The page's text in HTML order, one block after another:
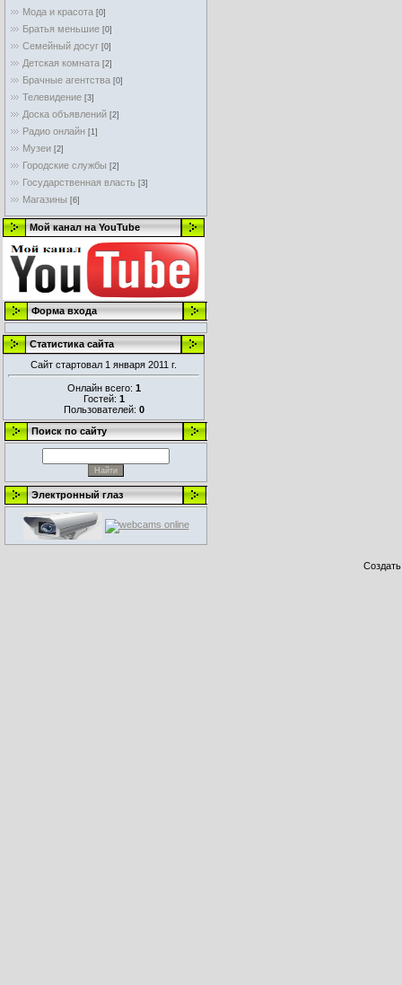
Мода и красота [0]
Братья меньшие [0]
Семейный досуг [0]
Детская комната [2]
Брачные агентства [0]
Телевидение [3]
Доска объявлений [2]
Радио онлайн [1]
Музеи [2]
Городские службы [2]
Государственная власть [3]
Магазины [6]
Мой канал на YouTube
Форма входа
Статистика сайта
Сайт стартовал 1 января 2011 г.
Онлайн всего: 1
Гостей: 1
Пользователей: 0
Поиск по сайту
Электронный глаз